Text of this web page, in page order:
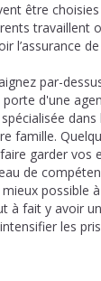
être
travaillent
l’assurance
par-
d'une
famille.
garder
de
possible
à fait y avoir
les